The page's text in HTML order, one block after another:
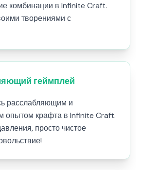
комбинации в Infinite Craft.
творениями с
геймплей
расслабляющим и
опытом крафта в Infinite Craft.
просто чистое